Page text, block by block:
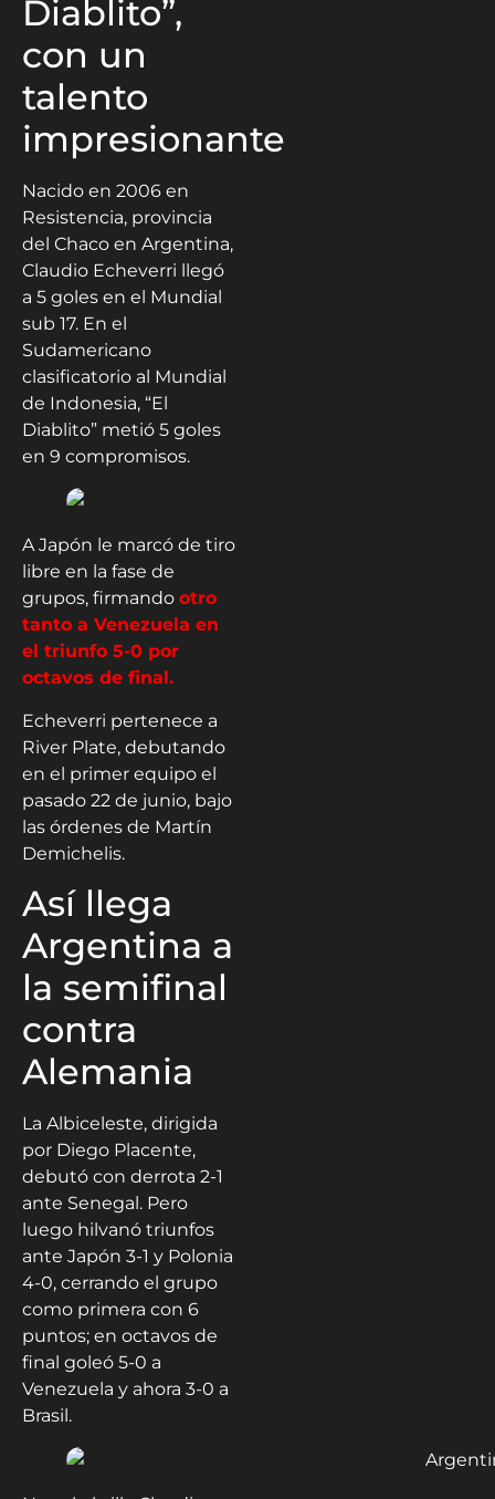
Diablito”,
con un
talento
impresionante
Nacido en 2006 en
Resistencia, provincia
del Chaco en Argentina,
Claudio Echeverri llegó
a 5 goles en el Mundial
sub 17. En el
Sudamericano
clasificatorio al Mundial
de Indonesia, “El
Diablito” metió 5 goles
en 9 compromisos.
A Japón le marcó de tiro
libre en la fase de
grupos, firmando otro
tanto a Venezuela en
el triunfo 5-0 por
octavos de final.
Echeverri pertenece a
River Plate, debutando
en el primer equipo el
pasado 22 de junio, bajo
las órdenes de Martín
Demichelis.
Así llega
Argentina a
la semifinal
contra
Alemania
La Albiceleste, dirigida
por Diego Placente,
debutó con derrota 2-1
ante Senegal. Pero
luego hilvanó triunfos
ante Japón 3-1 y Polonia
4-0, cerrando el grupo
como primera con 6
puntos; en octavos de
final goleó 5-0 a
Venezuela y ahora 3-0 a
Brasil.